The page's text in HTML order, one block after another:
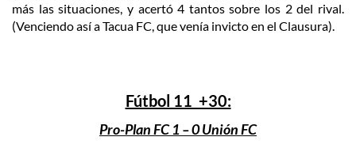
más las situaciones, y acertó 4 tantos sobre los 2 del rival.
(Venciendo así a Tacua FC, que venía invicto en el Clausura).
Fútbol 11 +30:
Pro-Plan FC 1 – 0 Unión FC